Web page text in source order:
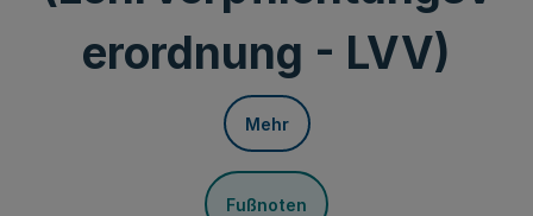
erordnung - LVV)
Mehr
Fußnoten